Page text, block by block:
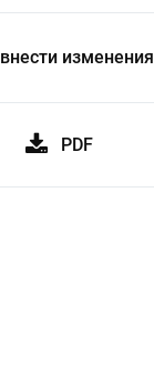
внести изменения
PDF